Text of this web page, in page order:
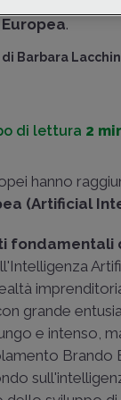
Europea.
di Barbara
di lettura 2
hanno
(Artificial
fondamentali
grande
e intenso,
Brando